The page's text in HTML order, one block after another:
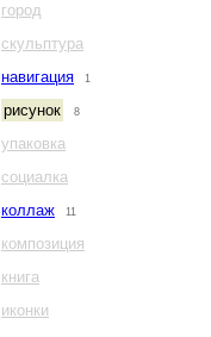
город
скульптура
навигация
1
рисунок 8
упаковка
социалка
коллаж
11
композиция
книга
иконки